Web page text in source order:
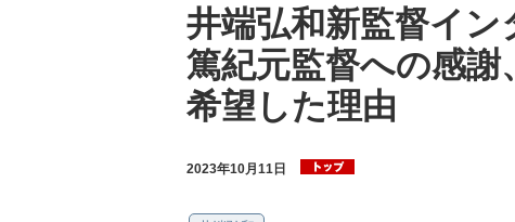
井端弘和新監督イ
篤紀元監督への感謝
希望した理由
2023年10月11日